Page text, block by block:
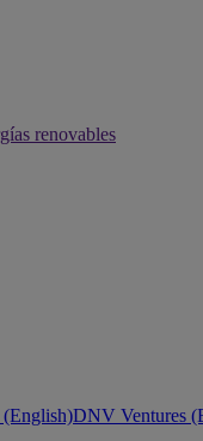
renovables
(English)DNV Ventures